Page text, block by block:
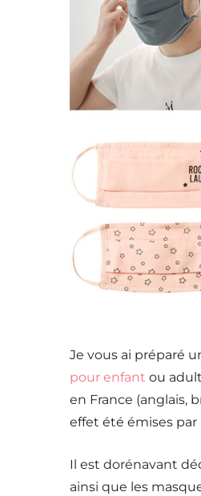
Je vous ai préparé
pour enfant ou
en France (anglais,
effet été émises par
Il est dorénavant
ainsi que les